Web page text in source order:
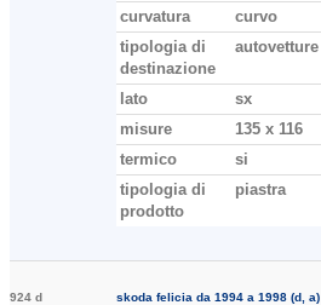
curvatura
curvo
tipologia di
destinazione
autovetture
lato
sx
misure
135 x 116
termico
si
tipologia di
prodotto
piastra
924 d skoda felicia da 1994 a 1998 (d, a)